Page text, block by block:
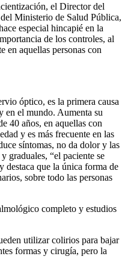
el Director del
Ministerio de Salud Pública,
especial hincapié en la
de los controles, al
en aquellas personas con
óptico, es la primera causa
en el mundo. Aumenta su
40 años, en aquellas con
y es más frecuente en las
síntomas, no da dolor y las
graduales, “el paciente se
destaca que la única forma de
sobre todo las personas
completo y estudios
utilizar colirios para bajar
formas y cirugía, pero la